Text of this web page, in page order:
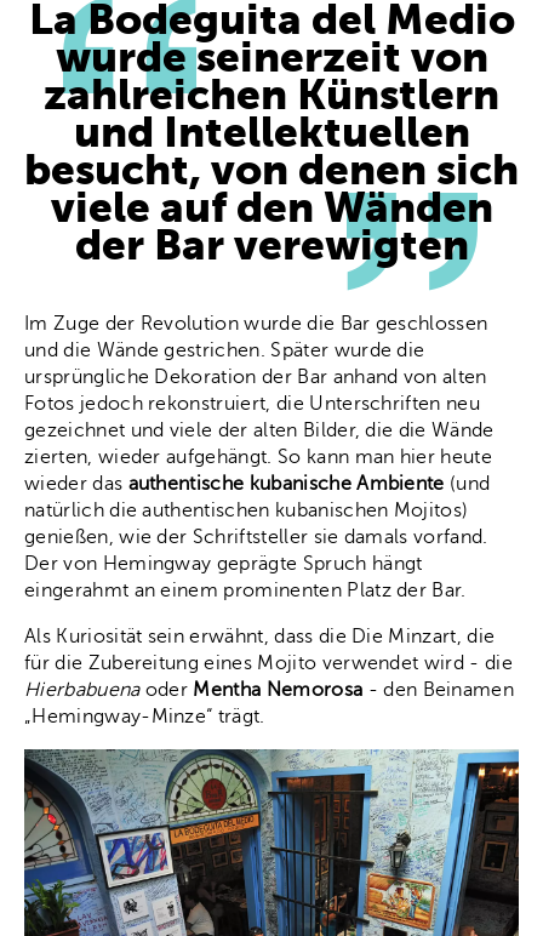
La Bodeguita del Medio
wurde seinerzeit von
zahlreichen Künstlern
und Intellektuellen
besucht, von denen sich
viele auf den Wänden
der Bar verewigten
Im Zuge der Revolution wurde die Bar geschlossen
und die Wände gestrichen. Später wurde die
ursprüngliche Dekoration der Bar anhand von alten
Fotos jedoch rekonstruiert, die Unterschriften neu
gezeichnet und viele der alten Bilder, die die Wände
zierten, wieder aufgehängt. So kann man hier heute
wieder das authentische kubanische Ambiente (und
natürlich die authentischen kubanischen Mojitos)
genießen, wie der Schriftsteller sie damals vorfand.
Der von Hemingway geprägte Spruch hängt
eingerahmt an einem prominenten Platz der Bar.
Als Kuriosität sein erwähnt, dass die Die Minzart, die
für die Zubereitung eines Mojito verwendet wird - die
Hierbabuenaoder Mentha Nemorosa - den Beinamen
„Hemingway-Minze“ trägt.